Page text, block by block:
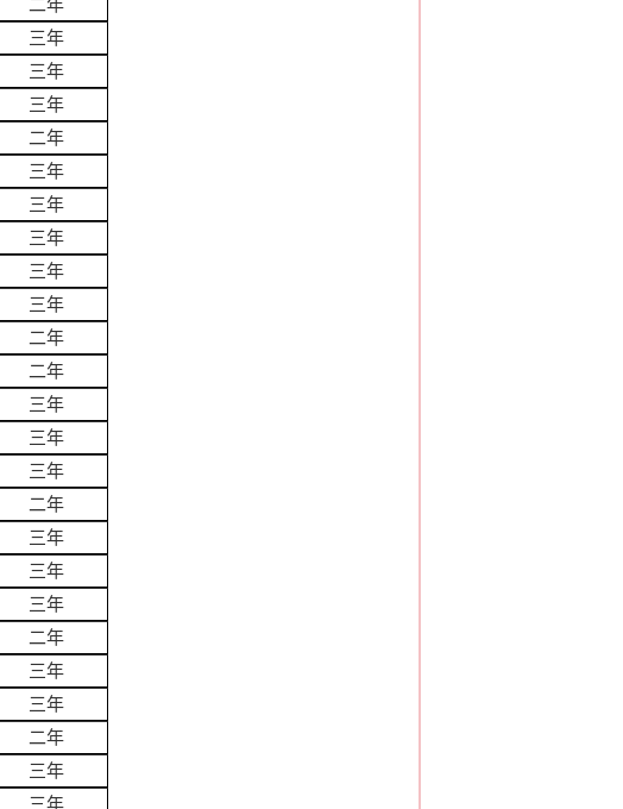
二年
三年
三年
三年
二年
三年
三年
三年
三年
三年
二年
二年
三年
三年
三年
二年
三年
三年
三年
二年
三年
三年
二年
三年
三年